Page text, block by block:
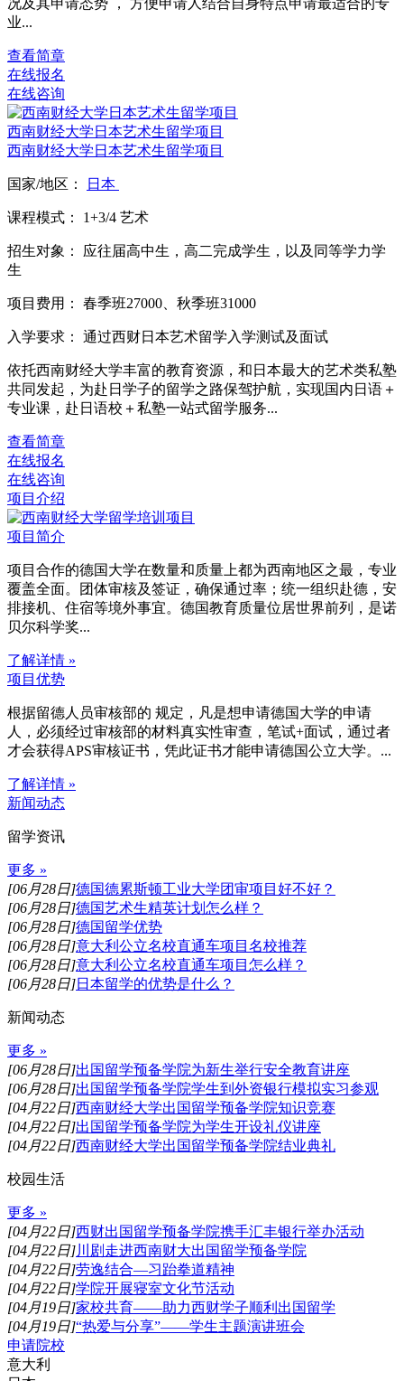
况及其申请态势 ， 方便申请人结合自身特点申请最适合的专
业...
查看简章
在线报名
在线咨询
西南财经大学日本艺术生留学项目
西南财经大学日本艺术生留学项目
国家/地区： 日本
课程模式： 1+3/4 艺术
招生对象： 应往届⾼中⽣，⾼⼆完成学⽣，以及同等学⼒学
⽣
项目费用： 春季班27000、秋季班31000
入学要求： 通过西财日本艺术留学入学测试及面试
依托⻄南财经⼤学丰富的教育资源，和⽇本最⼤的艺术类私塾
共同发起，为赴⽇学⼦的留学之路保驾护航，实现国内⽇语＋
专业课，赴⽇语校＋私塾⼀站式留学服务...
查看简章
在线报名
在线咨询
项目介绍
项目简介
项目合作的德国大学在数量和质量上都为西南地区之最，专业
覆盖全面。团体审核及签证，确保通过率；统一组织赴德，安
排接机、住宿等境外事宜。德国教育质量位居世界前列，是诺
贝尔科学奖...
了解详情 »
项目优势
根据留德人员审核部的 规定，凡是想申请德国大学的申请
人，必须经过审核部的材料真实性审查，笔试+面试，通过者
才会获得APS审核证书，凭此证书才能申请德国公立大学。...
了解详情 »
新闻动态
留学资讯
更多 »
[06月28日]德国德累斯顿工业大学团审项目好不好？
[06月28日]德国艺术生精英计划怎么样？
[06月28日]德国留学优势
[06月28日]意大利公立名校直通车项目名校推荐
[06月28日]意大利公立名校直通车项目怎么样？
[06月28日]日本留学的优势是什么？
新闻动态
更多 »
[06月28日]出国留学预备学院为新生举行安全教育讲座
[06月28日]出国留学预备学院学生到外资银行模拟实习参观
[04月22日]西南财经大学出国留学预备学院知识竞赛
[04月22日]出国留学预备学院为学生开设礼仪讲座
[04月22日]西南财经大学出国留学预备学院结业典礼
校园生活
更多 »
[04月22日]西财出国留学预备学院携手汇丰银行举办活动
[04月22日]川剧走进西南财大出国留学预备学院
[04月22日]劳逸结合—习跆拳道精神
[04月22日]学院开展寝室文化节活动
[04月19日]家校共育——助力西财学子顺利出国留学
[04月19日]“热爱与分享”——学生主题演讲班会
申请院校
意大利